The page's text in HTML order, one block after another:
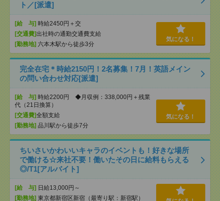
ト／[派遣]
[給 与] 時給2450円＋交
[交通費]出社時の通勤交通費支給
[勤務地] 六本木駅から徒歩3分
気になる！
完全在宅＊時給2150円！2名募集！7月！英語メイン
の問い合わせ対応[派遣]
[給 与] 時給2200円 ◆月収例：338,000円＋残業
代（21日換算）
[交通費]全額支給
[勤務地] 品川駅から徒歩7分
気になる！
ちいさいかわいいキャラのイベントも！好きな場所
で働ける☆来社不要！働いたその日に給料もらえる
◎/T1[アルバイト]
[給 与] 日給13,000円～
[勤務地] 東京都新宿区新宿（最寄り駅：新宿駅）